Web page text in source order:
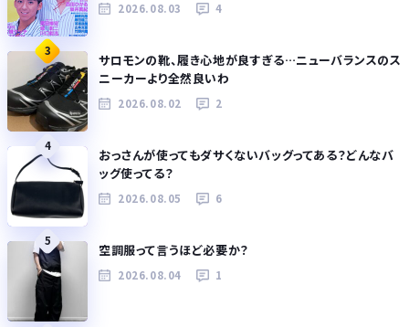
2026.08.03 4
3
サロモンの靴、履き心地が良すぎる…ニューバランスのス
ニーカーより全然良いわ
2026.08.02 2
4
おっさんが使ってもダサくないバッグってある？どんなバ
ッグ使ってる？
2026.08.05 6
5
空調服って言うほど必要か？
2026.08.04 1